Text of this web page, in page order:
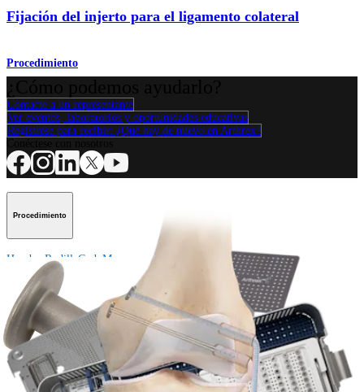
Fijación del injerto para el ligamento colateral
Procedimiento
Contacte a un representante
Ver eventos, laboratorios y oportunidades educativas
Regístrese para recibir: ¿Qué hay de nuevo en Arthrex?
Procedimiento
Hombro Rodilla Codo Mano y muñeca
tobilloCadera Cirugía cardiotorácicaColumna vertebral
Producto
HombroRodilla CodoMano y muñecaPie y tobilloCaderaOrtobiológicos
Cirugía cardiotorácicaColumna vertebralImagen y resección